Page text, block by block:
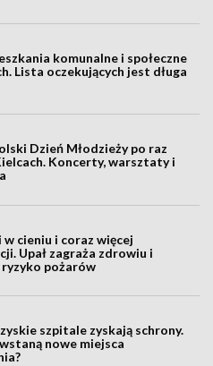
komunalne i społeczne
Lista oczekujących jest długa
Dzień Młodzieży po raz
Koncerty, warsztaty i
cieniu i coraz więcej
Upał zagraża zdrowiu i
ryzyko pożarów
szpitale zyskają schrony.
nowe miejsca